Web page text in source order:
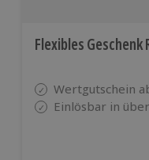
Flexibles Geschenk
Wertgutschein
Einlösbar in